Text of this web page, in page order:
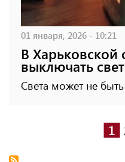
01 января, 2026 - 10:21
В Харьковской
выключать
Света может не
1